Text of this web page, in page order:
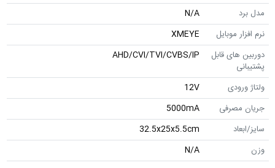
مدل برد
N/A
نرم افزار موبایل
XMEYE
دوربین های قابل
پشتیبانی
AHD/CVI/TVI/CVBS/IP
ولتاژ ورودی
12V
جریان مصرفی
5000mA
سایز/ابعاد
32.5x25x5.5cm
وزن
N/A